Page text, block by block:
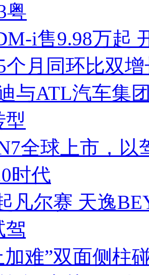
粤
i售9.98万起
个月同环比双
与ATL汽车集
型
全球上市，以
时代
凡尔赛 天逸
驾
加难”双面侧柱